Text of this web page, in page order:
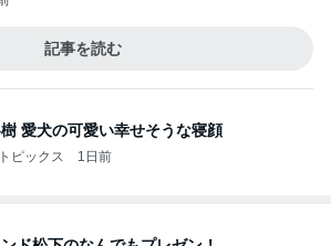
記事を読む
愛犬の可愛い幸せそうな寝顔
ピックス 1日前